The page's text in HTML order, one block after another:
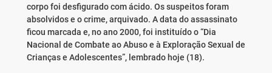
corpo foi desfigurado com ácido. Os suspeitos foram
absolvidos e o crime, arquivado. A data do assassinato
ficou marcada e, no ano 2000, foi instituído o “Dia
Nacional de Combate ao Abuso e à Exploração Sexual de
Crianças e Adolescentes”, lembrado hoje (18).